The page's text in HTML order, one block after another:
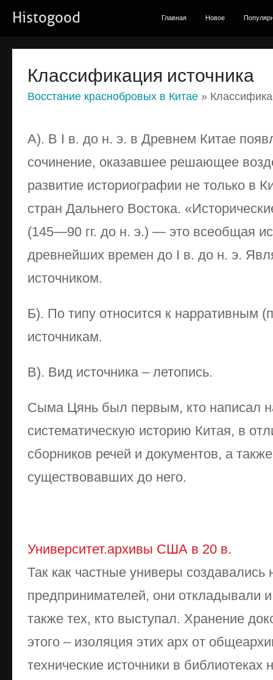
Histogood Главная Новое
Классификация источника
Восстание краснобровых в Китае »
А). В I в. до н. э. в Древнем Китае
сочинение, оказавшее решающее
развитие историографии не только в
стран Дальнего Востока.
(145—90 гг. до н. э.) — это всеобщая
древнейших времен до I в. до н. э.
источником.
Б). По типу относится к нарративным
источникам.
В). Вид источника – летопись.
Сыма Цянь был первым, кто написал
систематическую историю Китая, в
сборников речей и документов, а также
существовавших до него.
Университет.архивы США в 20 в.
Так как частные универы создавались
предпринимателей, они откладывали
также тех, кто выступал. Хранение
этого – изоляция этих арх от
технические источники в библиотеках